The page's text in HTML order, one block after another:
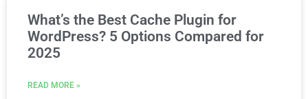
What’s the Best Cache Plugin for
WordPress? 5 Options Compared for
2025
READ MORE »